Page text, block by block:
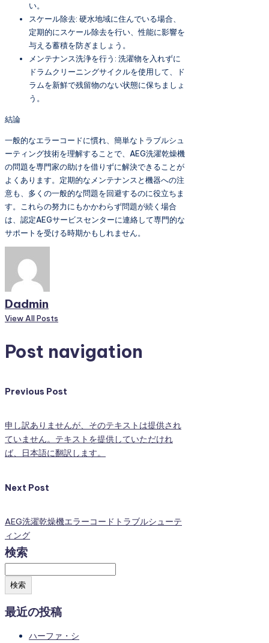
い。
スケール除去: 硬水地域に住んでいる場合、
定期的にスケール除去を行い、性能に影響を
与える蓄積を防ぎましょう。
メンテナンス洗浄を行う: 洗濯物を入れずに
ドラムクリーニングサイクルを使用して、ド
ラムを新鮮で残留物のない状態に保ちましょ
う。
結論
一般的なエラーコードに慣れ、簡単なトラブルシュ
ーティング技術を理解することで、AEG洗濯乾燥機
の問題を専門家の助けを借りずに解決できることが
よくあります。定期的なメンテナンスと機器への注
意も、多くの一般的な問題を回避するのに役立ちま
す。これらの努力にもかかわらず問題が続く場合
は、認定AEGサービスセンターに連絡して専門的な
サポートを受ける時期かもしれません。
Dadmin
View All Posts
Post navigation
Previous Post
申し訳ありませんが、そのテキストは提供され
ていません。テキストを提供していただけれ
ば、日本語に翻訳します。
Next Post
AEG洗濯乾燥機エラーコードトラブルシューテ
ィング
検索
検索
最近の投稿
ハーファ・シ